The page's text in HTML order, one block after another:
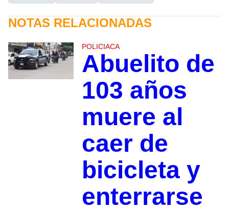
NOTAS RELACIONADAS
POLICIACA
Abuelito de
103 años
muere al
caer de
bicicleta y
enterrarse